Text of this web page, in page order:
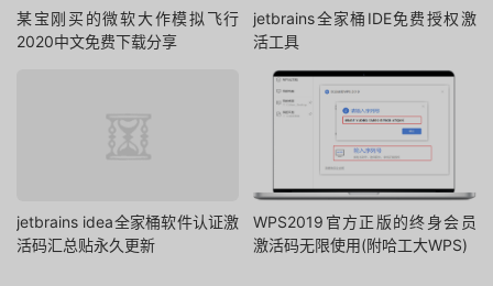
某宝刚买的微软大作模拟飞行
2020中文免费下载分享
jetbrains全家桶IDE免费授权激
活工具
jetbrains idea全家桶软件认证激
活码汇总贴永久更新
WPS2019官方正版的终身会员
激活码无限使用(附哈工大WPS)